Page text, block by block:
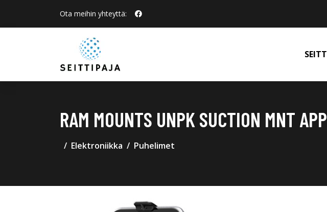
Ota meihin yhteyttä:
RAM MOUNTS UNPK SUCTION MNT
Elektroniikka Puhelimet